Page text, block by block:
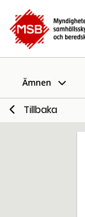
Ämnen
Tillbaka